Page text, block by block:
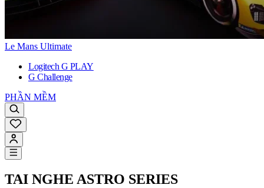
Le Mans Ultimate
Logitech G PLAY
G Challenge
PHẦN MỀM
TAI NGHE ASTRO SERIES